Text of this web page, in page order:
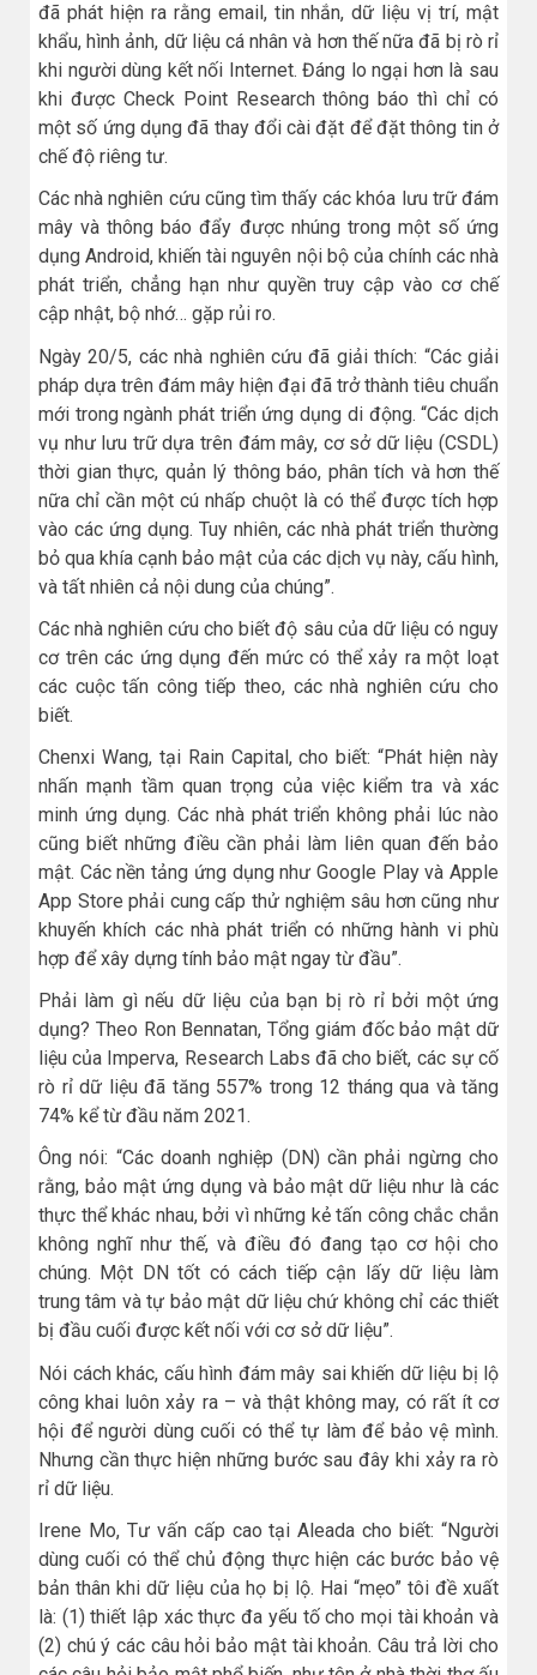
đã phát hiện ra rằng email, tin nhắn, dữ liệu vị trí, mật
khẩu, hình ảnh, dữ liệu cá nhân và hơn thế nữa đã bị rò rỉ
khi người dùng kết nối Internet. Đáng lo ngại hơn là sau
khi được Check Point Research thông báo thì chỉ có
một số ứng dụng đã thay đổi cài đặt để đặt thông tin ở
chế độ riêng tư.
Các nhà nghiên cứu cũng tìm thấy các khóa lưu trữ đám
mây và thông báo đẩy được nhúng trong một số ứng
dụng Android, khiến tài nguyên nội bộ của chính các nhà
phát triển, chẳng hạn như quyền truy cập vào cơ chế
cập nhật, bộ nhớ… gặp rủi ro.
Ngày 20/5, các nhà nghiên cứu đã giải thích: “Các giải
pháp dựa trên đám mây hiện đại đã trở thành tiêu chuẩn
mới trong ngành phát triển ứng dụng di động. “Các dịch
vụ như lưu trữ dựa trên đám mây, cơ sở dữ liệu (CSDL)
thời gian thực, quản lý thông báo, phân tích và hơn thế
nữa chỉ cần một cú nhấp chuột là có thể được tích hợp
vào các ứng dụng. Tuy nhiên, các nhà phát triển thường
bỏ qua khía cạnh bảo mật của các dịch vụ này, cấu hình,
và tất nhiên cả nội dung của chúng”.
Các nhà nghiên cứu cho biết độ sâu của dữ liệu có nguy
cơ trên các ứng dụng đến mức có thể xảy ra một loạt
các cuộc tấn công tiếp theo, các nhà nghiên cứu cho
biết.
Chenxi Wang, tại Rain Capital, cho biết: “Phát hiện này
nhấn mạnh tầm quan trọng của việc kiểm tra và xác
minh ứng dụng. Các nhà phát triển không phải lúc nào
cũng biết những điều cần phải làm liên quan đến bảo
mật. Các nền tảng ứng dụng như Google Play và Apple
App Store phải cung cấp thử nghiệm sâu hơn cũng như
khuyến khích các nhà phát triển có những hành vi phù
hợp để xây dựng tính bảo mật ngay từ đầu”.
Phải làm gì nếu dữ liệu của bạn bị rò rỉ bởi một ứng
dụng? Theo Ron Bennatan, Tổng giám đốc bảo mật dữ
liệu của Imperva, Research Labs đã cho biết, các sự cố
rò rỉ dữ liệu đã tăng 557% trong 12 tháng qua và tăng
74% kể từ đầu năm 2021.
Ông nói: “Các doanh nghiệp (DN) cần phải ngừng cho
rằng, bảo mật ứng dụng và bảo mật dữ liệu như là các
thực thể khác nhau, bởi vì những kẻ tấn công chắc chắn
không nghĩ như thế, và điều đó đang tạo cơ hội cho
chúng. Một DN tốt có cách tiếp cận lấy dữ liệu làm
trung tâm và tự bảo mật dữ liệu chứ không chỉ các thiết
bị đầu cuối được kết nối với cơ sở dữ liệu”.
Nói cách khác, cấu hình đám mây sai khiến dữ liệu bị lộ
công khai luôn xảy ra – và thật không may, có rất ít cơ
hội để người dùng cuối có thể tự làm để bảo vệ mình.
Nhưng cần thực hiện những bước sau đây khi xảy ra rò
rỉ dữ liệu.
Irene Mo, Tư vấn cấp cao tại Aleada cho biết: “Người
dùng cuối có thể chủ động thực hiện các bước bảo vệ
bản thân khi dữ liệu của họ bị lộ. Hai “mẹo” tôi đề xuất
là: (1) thiết lập xác thực đa yếu tố cho mọi tài khoản và
(2) chú ý các câu hỏi bảo mật tài khoản. Câu trả lời cho